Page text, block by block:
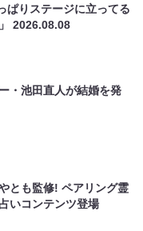
ぱりステージに立ってる
2026.08.08
・池田直人が結婚を発
とも監修! ペアリング霊
いコンテンツ登場